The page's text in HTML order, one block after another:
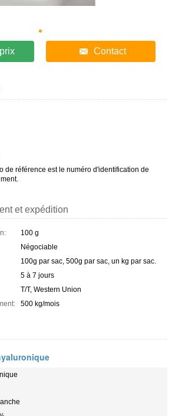
Contact
de référence est le numéro d'identification de
et expédition
100 g
Négociable
100g par sac, 500g par sac, un kg par sac.
5 à 7 jours
T/T, Western Union
500 kg/mois